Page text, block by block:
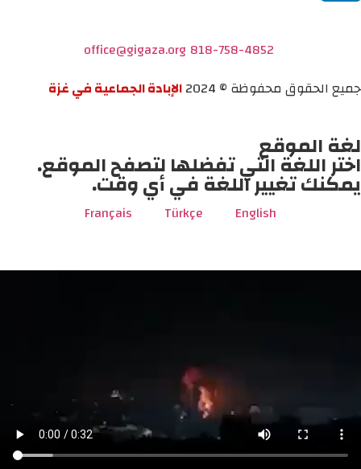
818-758-4852
office@gigaza.org
جميع الحقوق محفوظة © 2024
الإبادة الجماعية في غزة
لغة الموقع
اختر اللغة التي تفضلها لتصفح الموقع.
يمكنك تغيير اللغة في أي وقت.
English
Türkçe
Français